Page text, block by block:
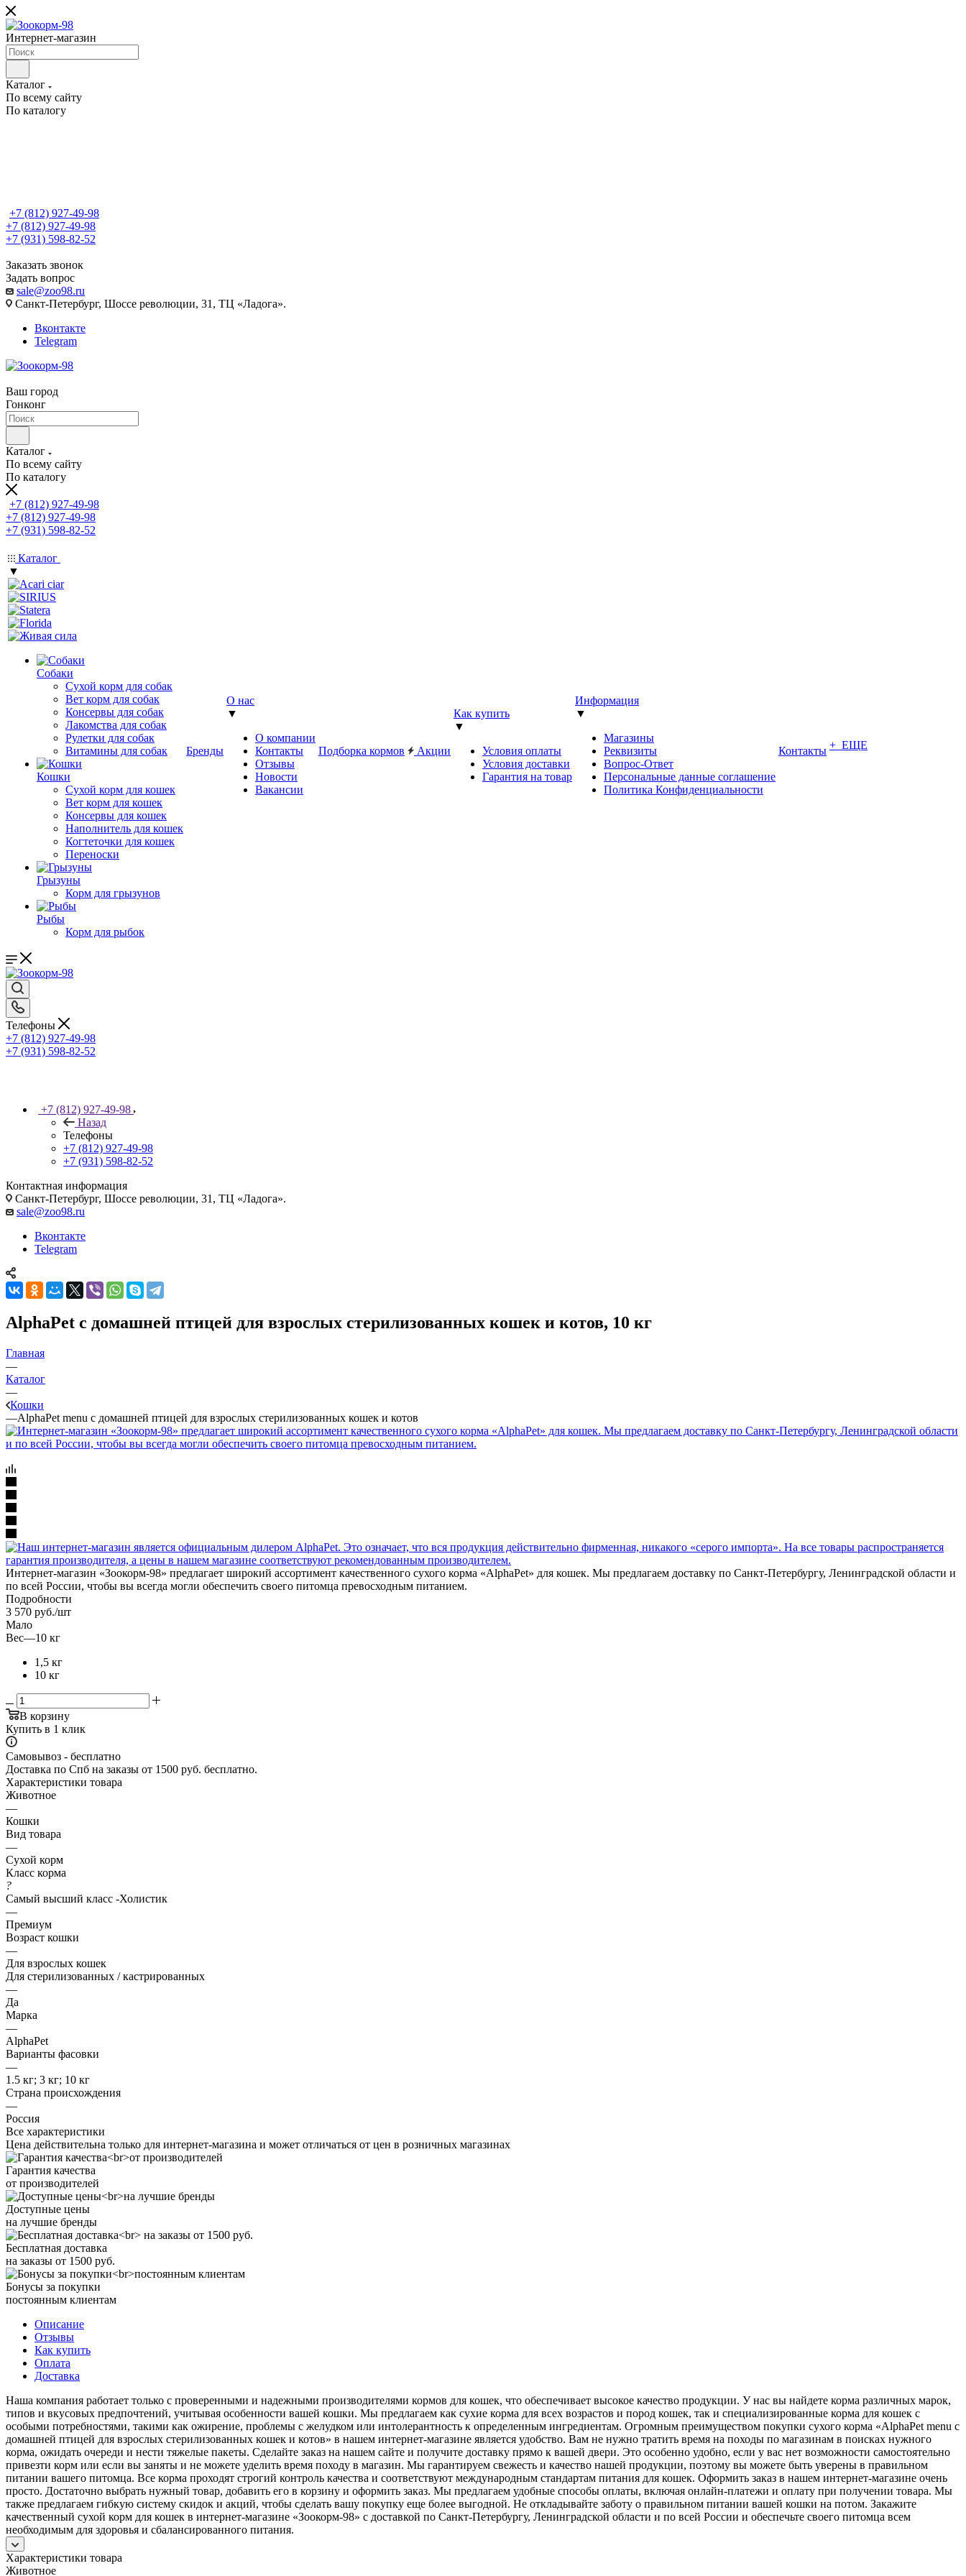
Интернет-магазин
Каталог
По всему сайту
По каталогу
+7 (812) 927-49-98
+7 (812) 927-49-98
+7 (931) 598-82-52
Заказать звонок
Задать вопрос
sale@zoo98.ru
Санкт-Петербург, Шоссе революции, 31, ТЦ «Ладога».
Вконтакте
Telegram
Ваш город
Гонконг
Каталог
По всему сайту
По каталогу
+7 (812) 927-49-98
+7 (812) 927-49-98
+7 (931) 598-82-52
Каталог
▼
Собаки
Сухой корм для собак
Вет корм для собак
Консервы для собак
Лакомства для собак
Рулетки для собак
Витамины для собак
Кошки
Сухой корм для кошек
Вет корм для кошек
Консервы для кошек
Наполнитель для кошек
Когтеточки для кошек
Переноски
Грызуны
Корм для грызунов
Рыбы
Корм для рыбок
Бренды
О нас
▼
О компании
Контакты
Отзывы
Новости
Вакансии
Подборка кормов Акции
Как купить
▼
Условия оплаты
Условия доставки
Гарантия на товар
Информация
▼
Магазины
Реквизиты
Вопрос-Ответ
Персональные данные соглашение
Политика Конфиденциальности
Контакты + ЕЩЕ
Телефоны
+7 (812) 927-49-98
+7 (931) 598-82-52
+7 (812) 927-49-98
Назад
Телефоны
+7 (812) 927-49-98
+7 (931) 598-82-52
Контактная информация
Санкт-Петербург, Шоссе революции, 31, ТЦ «Ладога».
sale@zoo98.ru
Вконтакте
Telegram
AlphaPet с домашней птицей для взрослых стерилизованных кошек и котов, 10 кг
Главная
—
Каталог
—
Кошки
—AlphaPet menu с домашней птицей для взрослых стерилизованных кошек и котов
Интернет-магазин «Зоокорм-98» предлагает широкий ассортимент качественного сухого корма «AlphaPet» для кошек. Мы предлагаем доставку по Санкт-Петербургу, Ленинградской области и
по всей России, чтобы вы всегда могли обеспечить своего питомца превосходным питанием.
Подробности
3 570 руб./шт
Мало
Вес—10 кг
1,5 кг
10 кг
В корзину
Купить в 1 клик
Самовывоз - бесплатно
Доставка по Спб на заказы от 1500 руб. бесплатно.
Характеристики товара
Животное
—
Кошки
Вид товара
—
Сухой корм
Класс корма
?
Самый высший класс -Холистик
—
Премиум
Возраст кошки
—
Для взрослых кошек
Для стерилизованных / кастрированных
—
Да
Марка
—
AlphaPet
Варианты фасовки
—
1.5 кг; 3 кг; 10 кг
Страна происхождения
—
Россия
Все характеристики
Цена действительна только для интернет-магазина и может отличаться от цен в розничных магазинах
Гарантия качества
от производителей
Доступные цены
на лучшие бренды
Бесплатная доставка
на заказы от 1500 руб.
Бонусы за покупки
постоянным клиентам
Описание
Отзывы
Как купить
Оплата
Доставка
Наша компания работает только с проверенными и надежными производителями кормов для кошек, что обеспечивает высокое качество продукции. У нас вы найдете корма различных марок,
типов и вкусовых предпочтений, учитывая особенности вашей кошки. Мы предлагаем как сухие корма для всех возрастов и пород кошек, так и специализированные корма для кошек с
особыми потребностями, такими как ожирение, проблемы с желудком или интолерантность к определенным ингредиентам. Огромным преимуществом покупки сухого корма «AlphaPet menu с
домашней птицей для взрослых стерилизованных кошек и котов» в нашем интернет-магазине является удобство. Вам не нужно тратить время на походы по магазинам в поисках нужного
корма, ожидать очереди и нести тяжелые пакеты. Сделайте заказ на нашем сайте и получите доставку прямо к вашей двери. Это особенно удобно, если у вас нет возможности самостоятельно
привезти корм или если вы заняты и не можете уделить время походу в магазин. Мы гарантируем свежесть и качество нашей продукции, поэтому вы можете быть уверены в правильном
питании вашего питомца. Все корма проходят строгий контроль качества и соответствуют международным стандартам питания для кошек. Оформить заказ в нашем интернет-магазине очень
просто. Достаточно выбрать нужный товар, добавить его в корзину и оформить заказ. Мы предлагаем удобные способы оплаты, включая онлайн-платежи и оплату при получении товара. Мы
также предлагаем гибкую систему скидок и акций, чтобы сделать вашу покупку еще более выгодной. Не откладывайте заботу о правильном питании вашей кошки на потом. Закажите
качественный сухой корм для кошек в интернет-магазине «Зоокорм-98» с доставкой по Санкт-Петербургу, Ленинградской области и по всей России и обеспечьте своего питомца всем
необходимым для здоровья и сбалансированного питания.
Характеристики товара
Животное